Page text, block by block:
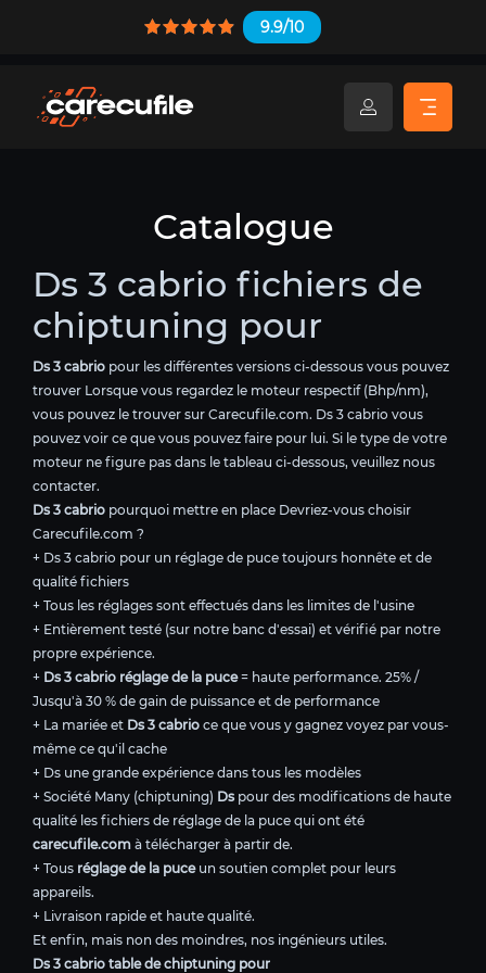
9.9/10
Catalogue
Ds 3 cabrio fichiers de
chiptuning pour
Ds 3 cabrio pour les différentes versions ci-dessous vous pouvez
trouver Lorsque vous regardez le moteur respectif (Bhp/nm),
vous pouvez le trouver sur Carecufile.com. Ds 3 cabrio vous
pouvez voir ce que vous pouvez faire pour lui. Si le type de votre
moteur ne figure pas dans le tableau ci-dessous, veuillez nous
contacter.
Ds 3 cabrio pourquoi mettre en place Devriez-vous choisir
Carecufile.com ?
+ Ds 3 cabrio pour un réglage de puce toujours honnête et de
qualité fichiers
+ Tous les réglages sont effectués dans les limites de l'usine
+ Entièrement testé (sur notre banc d'essai) et vérifié par notre
propre expérience.
+ Ds 3 cabrio réglage de la puce= haute performance. 25% /
Jusqu'à 30 % de gain de puissance et de performance
+ La mariée et Ds 3 cabrio ce que vous y gagnez voyez par vous-
même ce qu'il cache
+ Ds une grande expérience dans tous les modèles
+ Société Many (chiptuning) Ds pour des modifications de haute
qualité les fichiers de réglage de la puce qui ont été
carecufile.com à télécharger à partir de.
+ Tous réglage de la puceun soutien complet pour leurs
appareils.
+ Livraison rapide et haute qualité.
Et enfin, mais non des moindres, nos ingénieurs utiles.
Ds 3 cabrio table de chiptuning pour